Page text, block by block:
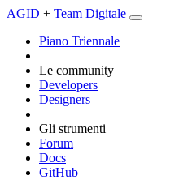
AGID + Team Digitale
Piano Triennale
Le community
Developers
Designers
Gli strumenti
Forum
Docs
GitHub